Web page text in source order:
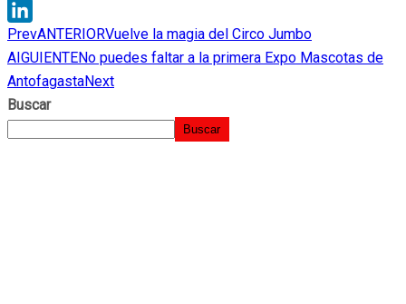
WhatsApp
LinkedIn
PrevANTERIORVuelve la magia del Circo Jumbo
AIGUIENTENo puedes faltar a la primera Expo Mascotas de
AntofagastaNext
Buscar
Buscar